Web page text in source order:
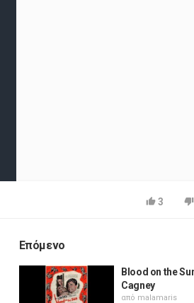
3
Επόμενο
Blood on the
Cagney
από malamaris